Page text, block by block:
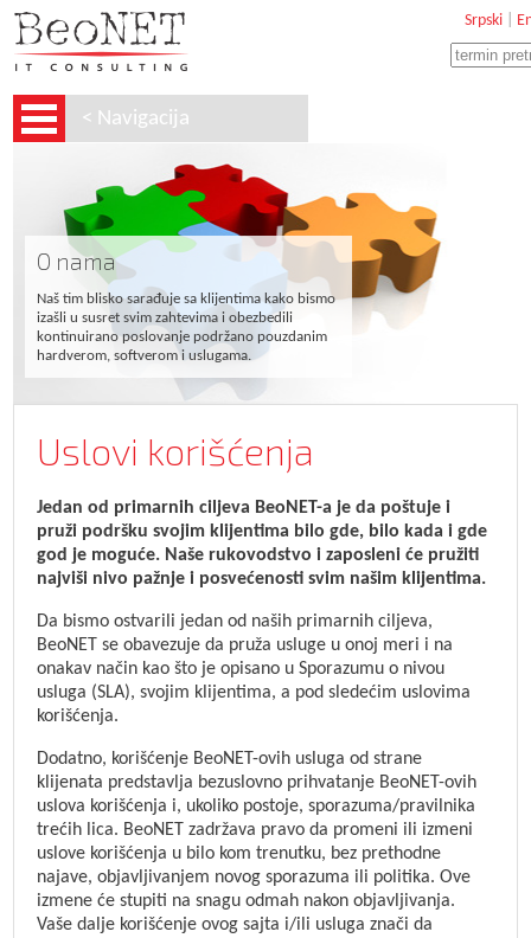
Srpski|
< Navigacija
O nama
Naš tim blisko sarađuje sa klijentima kako bismo
izašli u susret svim zahtevima i obezbedili
kontinuirano poslovanje podržano pouzdanim
hardverom, softverom i uslugama.
Uslovi korišćenja
Jedan od primarnih ciljeva BeoNET-a je da poštuje i
pruži podršku svojim klijentima bilo gde, bilo kada i gde
god je moguće. Naše rukovodstvo i zaposleni će pružiti
najviši nivo pažnje i posvećenosti svim našim klijentima.
Da bismo ostvarili jedan od naših primarnih ciljeva,
BeoNET se obavezuje da pruža usluge u onoj meri i na
onakav način kao što je opisano u Sporazumu o nivou
usluga (SLA), svojim klijentima, a pod sledećim uslovima
korišćenja.
Dodatno, korišćenje BeoNET-ovih usluga od strane
klijenata predstavlja bezuslovno prihvatanje BeoNET-ovih
uslova korišćenja i, ukoliko postoje, sporazuma/pravilnika
trećih lica. BeoNET zadržava pravo da promeni ili izmeni
uslove korišćenja u bilo kom trenutku, bez prethodne
najave, objavljivanjem novog sporazuma ili politika. Ove
izmene će stupiti na snagu odmah nakon objavljivanja.
Vaše dalje korišćenje ovog sajta i/ili usluga znači da